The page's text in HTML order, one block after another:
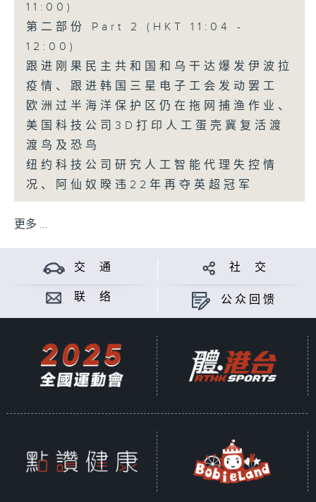
11:00)
第二部份 Part 2 (HKT 11:04 -
12:00)
跟进刚果民主共和国和乌干达爆发伊波拉
疫情、跟进韩国三星电子工会发动罢工
欧洲过半海洋保护区仍在拖网捕渔作业、
美国科技公司3D打印人工蛋壳冀复活渡
渡鸟及恐鸟
纽约科技公司研究人工智能代理失控情
况、阿仙奴暌违22年再夺英超冠军
更多 ...
交 通 社 交
联 络 公众回馈